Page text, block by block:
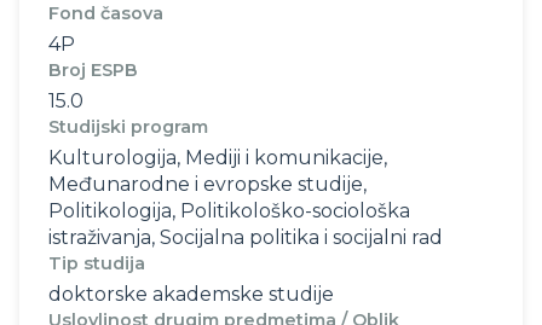
Fond časova
4P
Broj ESPB
15.0
Studijski program
Kulturologija, Mediji i komunikacije,
Međunarodne i evropske studije,
Politikologija, Politikološko-sociološka
istraživanja, Socijalna politika i socijalni rad
Tip studija
doktorske akademske studije
Uslovljnost drugim predmetima / Oblik